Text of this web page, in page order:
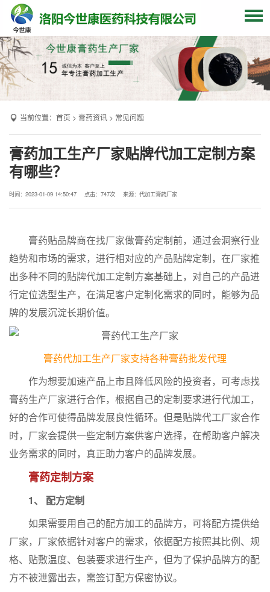
网站首页
关于我们
贴牌加工
膏药资讯
当前位置： 首页 > 膏药资讯 > 常见问题
膏药加工生产厂家贴牌代加工定制方案
有哪些？
时间：2023-01-09 14:50:47 点击： 747次 来源：代加工膏药厂家
膏药贴品牌商在找厂家做膏药定制前，通过会洞察行业
趋势和市场的需求，进行相对应的产品贴牌定制，在厂家推
出多种不同的贴牌代加工定制方案基础上，对自己的产品进
行定位选型生产，在满足客户定制化需求的同时，能够为品
牌的发展沉淀长期价值。
膏药代加工生产厂家支持各种膏药批发代理
作为想要加速产品上市且降低风险的投资者，可考虑找
膏药生产厂家进行合作，根据自己的定制要求进行代加工，
好的合作可使得品牌发展良性循环。但是贴牌代工厂家合作
时，厂家会提供一些定制方案供客户选择，在帮助客户解决
业务需求的同时，真正助力客户的品牌发展。
膏药定制方案
1、 配方定制
如果需要用自己的配方加工的品牌方，可将配方提供给
厂家，厂家依据针对客户的需求，依据配方按照其比例、规
格、贴敷温度、包装要求进行生产，但为了保护品牌方的配
方不被泄露出去，需签订配方保密协议。